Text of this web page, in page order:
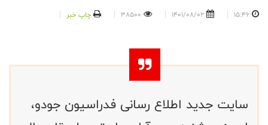
15:46
1401/08/02
38500 چاپ خبر
سایت جدید اطلاع رسانی فدراسیون جودو،